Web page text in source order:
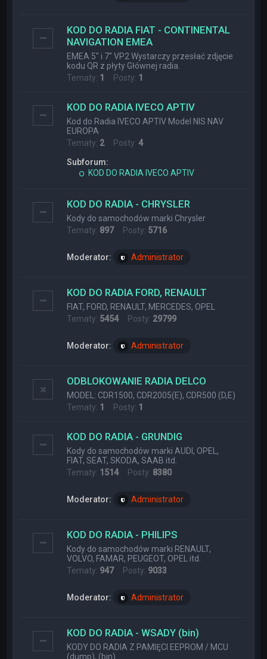
KOD DO RADIA FIAT - CONTINENTAL
NAVIGATION EMEA
EMEA 5" i 7" VP2 Wystarczy przesłać zdjęcie
kodu QR z płyty Głównej radia.
Tematy: 1 Posty: 1
KOD DO RADIA IVECO APTIV
Kod do Radia IVECO APTIV Model NIS NAV
EUROPA
Tematy: 2Posty:4
Subforum:
KOD DO RADIA IVECO APTIV
KOD DO RADIA - CHRYSLER
Kody do samochodów marki Chrysler
Tematy: 897Posty: 5716
Moderator: Administrator
KOD DO RADIA FORD, RENAULT
FIAT, FORD, RENAULT, MERCEDES, OPEL
Tematy: 5454Posty: 29799
Moderator: Administrator
ODBLOKOWANIE RADIA DELCO
MODEL: CDR1500, CDR2005(E), CDR500 (D,E)
Tematy: 1 Posty: 1
KOD DO RADIA - GRUNDIG
Kody do samochodów marki AUDI, OPEL,
FIAT, SEAT, SKODA, SAAB itd.
Tematy: 1514Posty: 8380
Moderator: Administrator
KOD DO RADIA - PHILIPS
Kody do samochodów marki RENAULT,
VOLVO, FAMAR, PEUGEOT, OPEL itd.
Tematy: 947Posty: 9033
Moderator: Administrator
KOD DO RADIA - WSADY (bin)
KODY DO RADIA Z PAMIĘCI EEPROM / MCU
(dump), (bin)